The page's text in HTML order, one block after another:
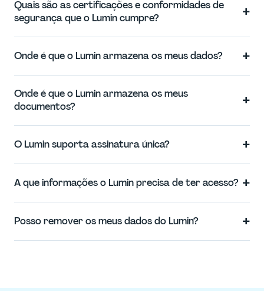
Quais são as certificações e conformidades de
segurança que o Lumin cumpre?
+
Onde é que o Lumin armazena os meus dados? +
Onde é que o Lumin armazena os meus
documentos?
+
O Lumin suporta assinatura única? +
A que informações o Lumin precisa de ter acesso? +
Posso remover os meus dados do Lumin? +